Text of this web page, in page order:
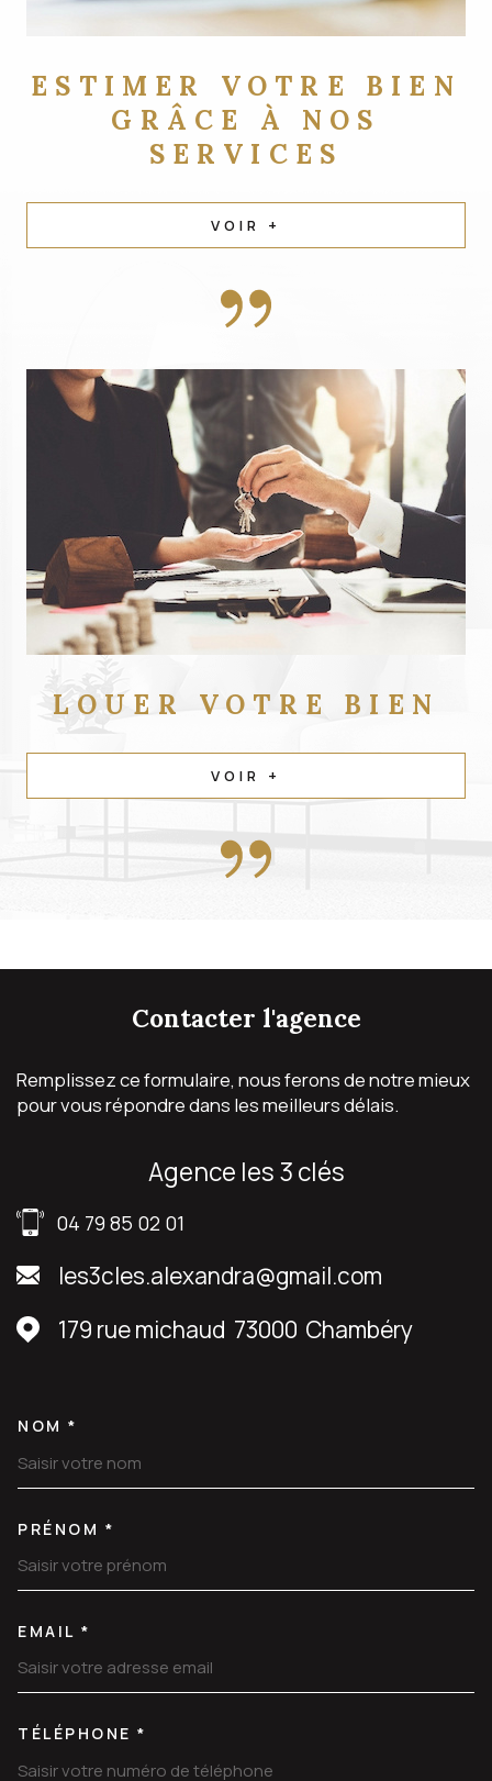
ESTIMER VOTRE BIEN
GRÂCE À NOS
SERVICES
VOIR +
LOUER VOTRE BIEN
VOIR +
contacter l'agence
Remplissez ce formulaire, nous ferons de notre mieux
pour vous répondre dans les meilleurs délais.
agence les 3 clés
04 79 85 02 01
les3cles.alexandra@gmail.com
179 rue michaud 73000 Chambéry
NOM *
PRÉNOM *
EMAIL *
TÉLÉPHONE *